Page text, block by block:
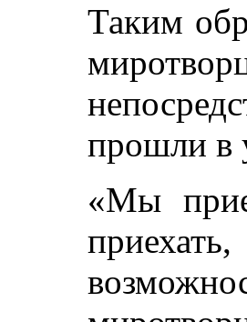
Таким
прошли в
«Мы